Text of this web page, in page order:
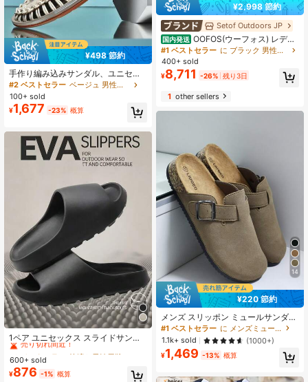
¥498 節約
手作り編み込みサンダル、ユニセッ
クス夏用ビーチシューズ、男女兼用
アウトドアローマン両用オープント
ゥ通気性スリッポン、カジュアルド
ライビング、中空、撥水、ハイキン
グ、滑り止め、トラベル、水遊び用
シューズ
#2 ベストセラー
ベージュ 男性用サンダル
100+ sold
¥1,677 -23% 概算
1ペア ユニセックス スライドサンダ
ル、カジュアル プレッピー アウトド
ア EVA スリッパ、防臭 ビーチ バケ
ーション ホーム アウトドア 夏 バス
ルーム ココナッツ スライド
#2 ベストセラー 快適な男性用靴
売り切れ間近！
#2 ベストセラー 快適な男性用靴
売り切れ間近！
#2 ベストセラー 快適な男性用靴
売り切れ間近！
#2 ベストセラー 快適な男性用靴
600+ sold
¥876 -1% 概算
¥2,998 節約
Setof Outdoors JP
国内発送 OOFOS(ウーフォス) レディ
ース OOmegaスポーツサンダル
#1 ベストセラー
に ブラック 男性用スポーツサンダル
400+ sold
¥8,711 -26% 残り3日
1other sellers
14
¥220 節約
メンズ スリッポン ミュールサンダ
ル、ソフトウッド カジュアルスリッ
パ、バックレス スライド、夏と秋/冬
に適しています、大きいサイズ、オ
フィス & レジャー、日常着用
#1 ベストセラー
に メンズミュール .
1.1k+ sold
(1000+)
¥1,469 -13% 概算